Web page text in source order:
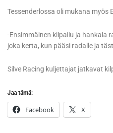
Tessenderlossa oli mukana myös
-Ensimmäinen kilpailu ja hankala
joka kerta, kun pääsi radalle ja
Silve Racing kuljettajat jatkavat
Jaa tämä:
Facebook X